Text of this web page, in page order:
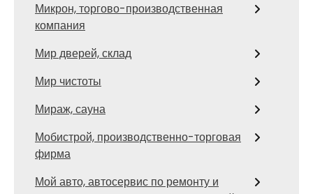
Микрон, торгово-производственная
компания
Мир дверей, склад
Мир чистоты
Мираж, сауна
Мобистрой, производственно-торговая
фирма
Мой авто, автосервис по ремонту и